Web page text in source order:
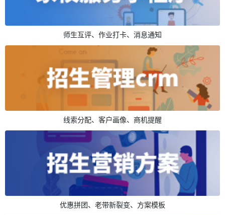
师生互评、作业打卡、消息通知
线索分配、客户画像、商机提醒
优惠拼团、老带新裂变、方案模板